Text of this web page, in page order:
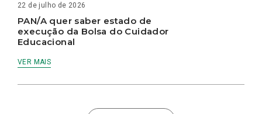
22 de julho de 2026
PAN/A quer saber estado de
execução da Bolsa do Cuidador
Educacional
VER MAIS